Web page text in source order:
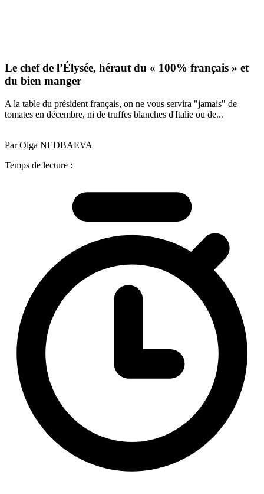
Le chef de l’Élysée, héraut du « 100% français » et
du bien manger
A la table du président français, on ne vous servira "jamais" de
tomates en décembre, ni de truffes blanches d'Italie ou de...
Par Olga NEDBAEVA
Temps de lecture :